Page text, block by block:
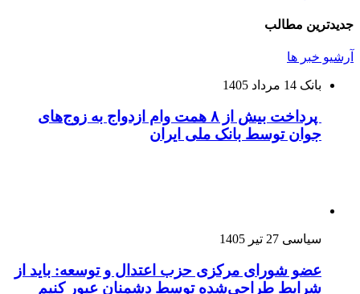
جدیدترین مطالب
آرشیو خبر ها
بانک 14 مرداد 1405
پرداخت بیش از ۸ همت وام ازدواج به زوج‌های
جوان توسط بانک ملی ایران
سیاسی 27 تیر 1405
عضو شورای مرکزی حزب اعتدال و توسعه: باید از
شرایط طراحی‌شده توسط دشمنان عبور کنیم